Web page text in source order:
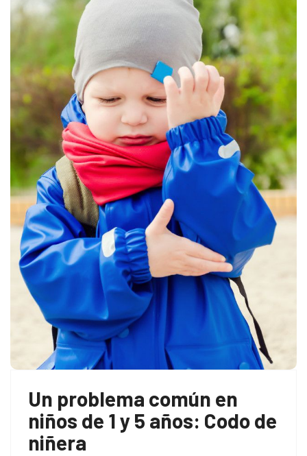
Un problema común en
niños de 1 y 5 años: Codo de
niñera